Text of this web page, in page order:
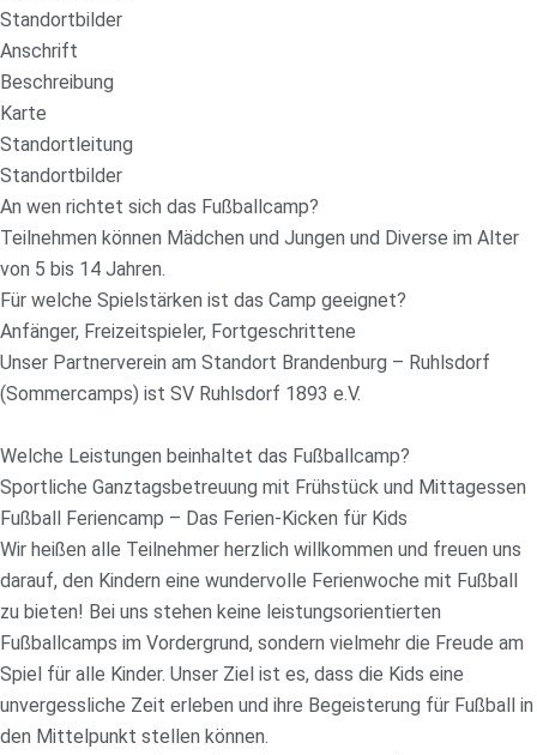
Standortbilder
Anschrift
Beschreibung
Karte
Standortleitung
Standortbilder
An wen richtet sich das Fußballcamp?
Teilnehmen können Mädchen und Jungen und Diverse im Alter
von 5 bis 14 Jahren.
Für welche Spielstärken ist das Camp geeignet?
Anfänger, Freizeitspieler, Fortgeschrittene
Unser Partnerverein am Standort Brandenburg – Ruhlsdorf
(Sommercamps) ist SV Ruhlsdorf 1893 e.V.
Welche Leistungen beinhaltet das Fußballcamp?
Sportliche Ganztagsbetreuung mit Frühstück und Mittagessen
Fußball Feriencamp – Das Ferien-Kicken für Kids
Wir heißen alle Teilnehmer herzlich willkommen und freuen uns
darauf, den Kindern eine wundervolle Ferienwoche mit Fußball
zu bieten! Bei uns stehen keine leistungsorientierten
Fußballcamps im Vordergrund, sondern vielmehr die Freude am
Spiel für alle Kinder. Unser Ziel ist es, dass die Kids eine
unvergessliche Zeit erleben und ihre Begeisterung für Fußball in
den Mittelpunkt stellen können.